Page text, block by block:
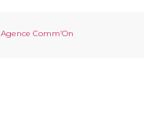
Agence Comm’On